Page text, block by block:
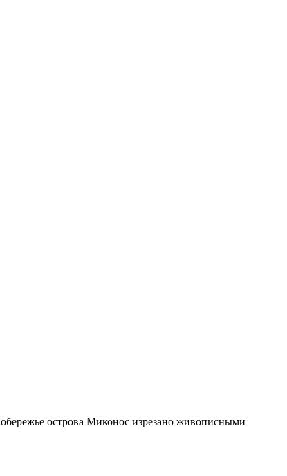
острова Миконос изрезано живописными